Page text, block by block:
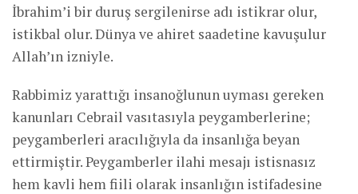
İbrahim’i bir duruş sergilenirse adı istikrar olur,
istikbal olur. Dünya ve ahiret saadetine kavuşulur
Allah’ın izniyle.
Rabbimiz yarattığı insanoğlunun uyması gereken
kanunları Cebrail vasıtasıyla peygamberlerine;
peygamberleri aracılığıyla da insanlığa beyan
ettirmiştir. Peygamberler ilahi mesajı istisnasız
hem kavli hem fiili olarak insanlığın istifadesine